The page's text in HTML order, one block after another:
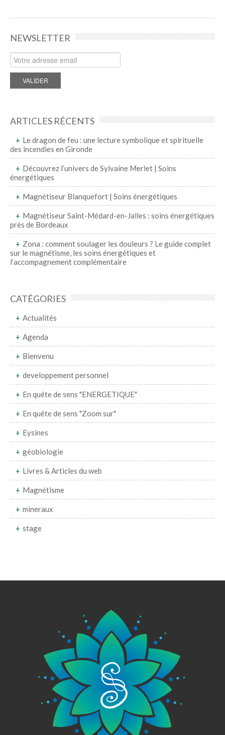
NEWSLETTER
ARTICLES RÉCENTS
Le dragon de feu : une lecture symbolique et spirituelle
des incendies en Gironde
Découvrez l’univers de Sylvaine Merlet | Soins
énergétiques
Magnétiseur Blanquefort | Soins énergétiques
Magnétiseur Saint-Médard-en-Jalles : soins énergétiques
près de Bordeaux
Zona : comment soulager les douleurs ? Le guide complet
sur le magnétisme, les soins énergétiques et
l’accompagnement complémentaire
CATÉGORIES
Actualités
Agenda
Bienvenu
developpement personnel
En quête de sens "ENERGETIQUE"
En quête de sens "Zoom sur"
Eysines
géobiologie
Livres & Articles du web
Magnétisme
mineraux
stage